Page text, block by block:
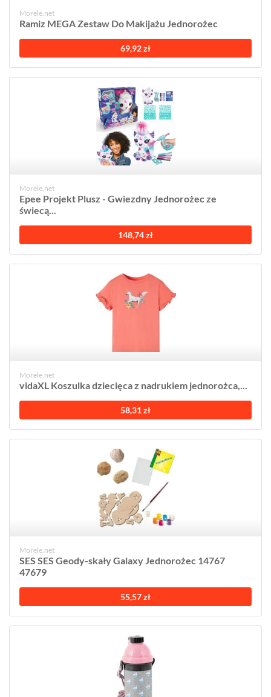
Morele.net
Ramiz MEGA Zestaw Do Makijażu Jednorożec
69,92 zł
Morele.net
Epee Projekt Plusz - Gwiezdny Jednorożec ze
świecą...
148,74 zł
Morele.net
vidaXL Koszulka dziecięca z nadrukiem jednorożca,...
58,31 zł
Morele.net
SES SES Geody-skały Galaxy Jednorożec 14767
47679
55,57 zł